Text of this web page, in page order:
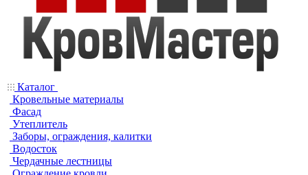
Каталог
Кровельные материалы
Фасад
Утеплитель
Заборы, ограждения, калитки
Водосток
Чердачные лестницы